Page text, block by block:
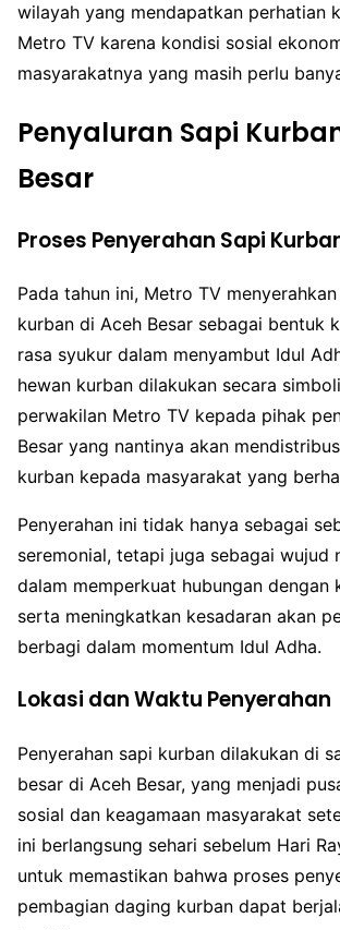
wilayah yang mendapatkan perhatian
Metro TV karena kondisi sosial
masyarakatnya yang masih perlu
Penyaluran Sapi
Besar
Proses Penyerahan Sapi
Pada tahun ini, Metro TV
kurban di Aceh Besar sebagai bentuk
rasa syukur dalam menyambut Idul
hewan kurban dilakukan secara
perwakilan Metro TV kepada pihak
Besar yang nantinya akan
kurban kepada masyarakat yang
Penyerahan ini tidak hanya sebagai
seremonial, tetapi juga sebagai wujud
dalam memperkuat hubungan dengan
serta meningkatkan kesadaran akan
berbagi dalam momentum Idul Adha.
Lokasi dan Waktu Penyerahan
Penyerahan sapi kurban dilakukan di
besar di Aceh Besar, yang menjadi
sosial dan keagamaan masyarakat
ini berlangsung sehari sebelum Hari
untuk memastikan bahwa proses
pembagian daging kurban dapat